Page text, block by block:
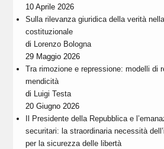
10 Aprile 2026
Sulla rilevanza giuridica della verità
costituzionale
di
Lorenzo Bologna
29 Maggio 2026
Tra rimozione e repressione: modelli di
mendicità
di
Luigi Testa
20 Giugno 2026
Il Presidente della Repubblica e
securitari: la straordinaria necessità
per la sicurezza delle libertà